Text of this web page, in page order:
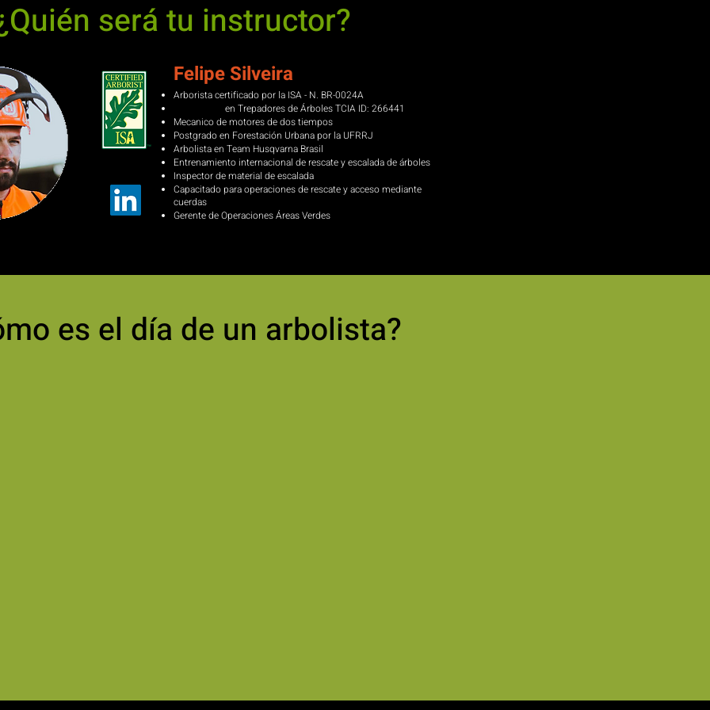
será tu instructor?
Felipe Silveira
Arborista certificado por la ISA - N. BR-0024A
en Trepadores de ÁrbolesTCIA ID: 266441
Mecanico de motores de dos tiempos
Postgrado en Forestación Urbana por la UFRRJ
Arbolista en Team Husqvarna Brasil
Entrenamiento internacional de rescate y escalada de árboles
Inspector de material de escalada
Capacitado para operaciones de rescate y acceso mediante
cuerdas
Gerentede Operaciones Áreas Verdes
es el día de un arbolista?